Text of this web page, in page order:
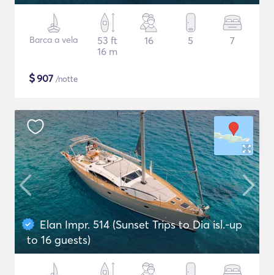
Barca a vela
53 ft
16 m
16 5 7
$907 /notte
Elan Impr. 514 (Sunset Trips to Dia isl.-up
to 16 guests)